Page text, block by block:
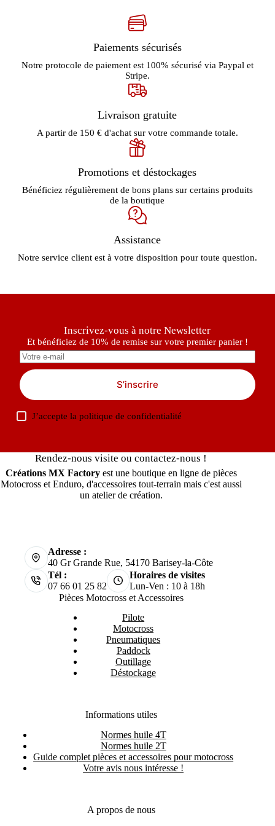
Paiements sécurisés
Notre protocole de paiement est 100% sécurisé via Paypal et
Stripe.
Livraison gratuite
A partir de 150 € d'achat sur votre commande totale.
Promotions et déstockages
Bénéficiez régulièrement de bons plans sur certains produits
de la boutique
Assistance
Notre service client est à votre disposition pour toute question.
Inscrivez-vous à notre Newsletter
Et bénéficiez de 10% de remise sur votre premier panier !
S’inscrire
J’accepte lapolitique de confidentialité
Rendez-nous visite ou contactez-nous !
Créations MX Factoryest une boutique en ligne de pièces
Motocross et Enduro, d'accessoires tout-terrain mais c'est aussi
un atelier de création.
Adresse :
40 Gr Grande Rue, 54170 Barisey-la-Côte
Tél :
07 66 01 25 82
Horaires de visites
Lun-Ven : 10 à 18h
Pièces Motocross et Accessoires
Pilote
Motocross
Pneumatiques
Paddock
Outillage
Déstockage
Informations utiles
Normes huile 4T
Normes huile 2T
Guide complet pièces et accessoires pour motocross
Votre avis nous intéresse !
A propos de nous